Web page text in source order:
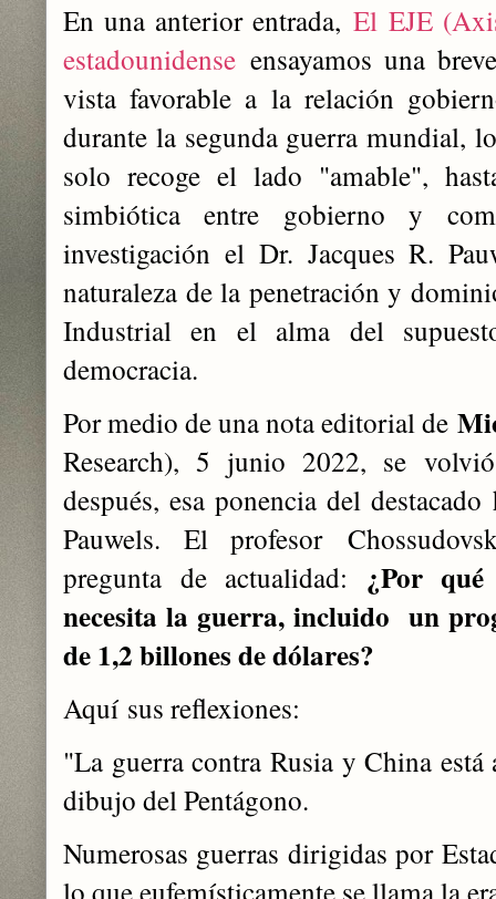
En una anterior entrada,El EJE
estadounidense ensayamos una
vista favorable a la relación
durante la segunda guerra mundial,
solo recoge el lado "amable",
simbiótica entre gobierno y
investigación el Dr. Jacques R.
naturaleza de la penetración y
Industrial en el alma del
democracia.
Por medio de una nota editorial de
Research), 5 junio 2022, se
después, esa ponencia del
Pauwels. El profesor
pregunta de actualidad: ¿Por
necesita la guerra, incluido un
de 1,2 billones de dólares?
Aquí sus reflexiones:
"La guerra contra Rusia y China
dibujo del Pentágono.
Numerosas guerras dirigidas por
lo que eufemísticamente se llama la